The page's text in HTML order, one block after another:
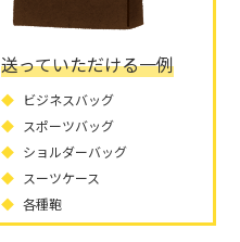
送っていただける一例
ビジネスバッグ
スポーツバッグ
ショルダーバッグ
スーツケース
各種鞄